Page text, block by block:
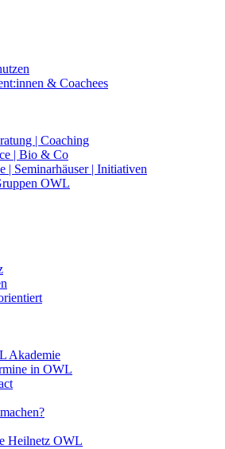
& Coachees
| Coaching
| Bio & Co
| Seminarhäuser | Initiativen
OWL
Akademie
in OWL
Heilnetz OWL